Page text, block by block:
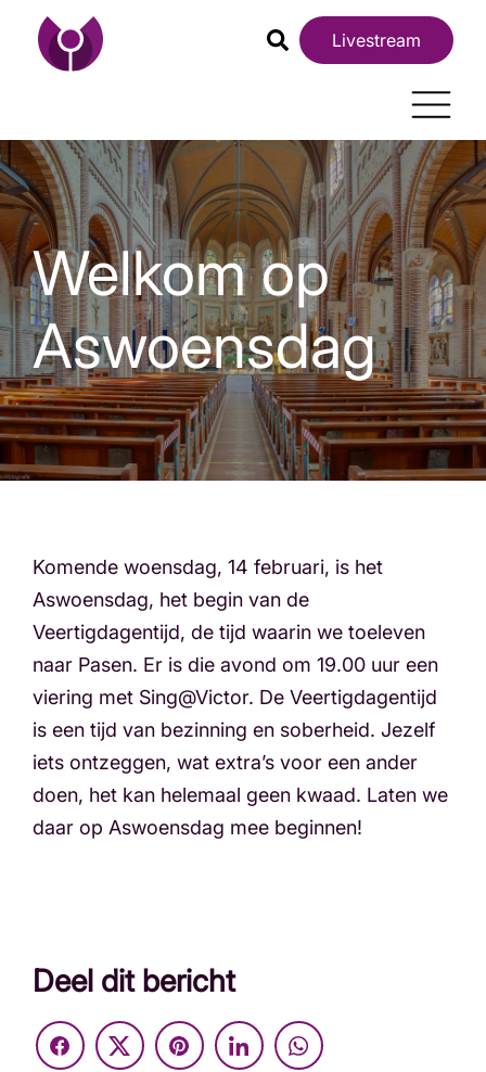
Livestream
Welkom op
Aswoensdag
Komende woensdag, 14 februari, is het
Aswoensdag, het begin van de
Veertigdagentijd, de tijd waarin we toeleven
naar Pasen. Er is die avond om 19.00 uur een
viering met Sing@Victor. De Veertigdagentijd
is een tijd van bezinning en soberheid. Jezelf
iets ontzeggen, wat extra’s voor een ander
doen, het kan helemaal geen kwaad. Laten we
daar op Aswoensdag mee beginnen!
Deel dit bericht